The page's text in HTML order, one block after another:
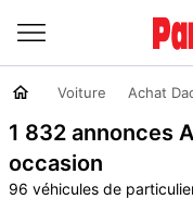
Voiture Achat
1 832 annonces
occasion
96 véhicules de